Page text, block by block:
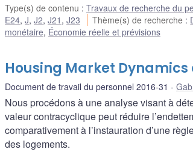
Type(s) de contenu : Travaux de recherche du
E24, J, J2, J21 , J23 Thème(s) de recherche :
monétaire, Économie réelle et prévisions
Housing Market
Document de travail du personnel 2016-31
Nous procédons à une analyse visant à
valeur contracyclique peut réduire
comparativement à l’instauration d’une
des logements.